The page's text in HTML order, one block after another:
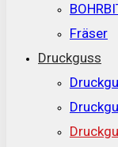
Fräser
Druckguss